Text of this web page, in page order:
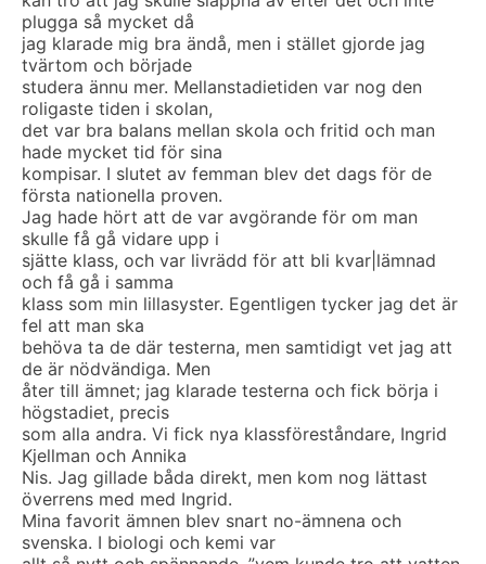
plugga så mycket då
jag klarade mig bra ändå, men i stället gjorde jag
tvärtom och började
studera ännu mer. Mellanstadietiden var nog den
roligaste tiden i skolan,
det var bra balans mellan skola och fritid och man
hade mycket tid för sina
kompisar. I slutet av femman blev det dags för de
första nationella proven.
Jag hade hört att de var avgörande för om man
skulle få gå vidare upp i
sjätte klass, och var livrädd för att bli kvar|lämnad
och få gå i samma
klass som min lillasyster. Egentligen tycker jag det är
fel att man ska
behöva ta de där testerna, men samtidigt vet jag att
de är nödvändiga. Men
åter till ämnet; jag klarade testerna och fick börja i
högstadiet, precis
som alla andra. Vi fick nya klassföreståndare, Ingrid
Kjellman och Annika
Nis. Jag gillade båda direkt, men kom nog lättast
överrens med med Ingrid.
Mina favorit ämnen blev snart no-ämnena och
svenska. I biologi och kemi var